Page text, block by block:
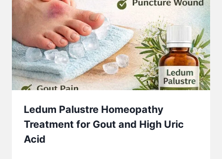
Ledum Palustre Homeopathy
Treatment for Gout and High Uric
Acid